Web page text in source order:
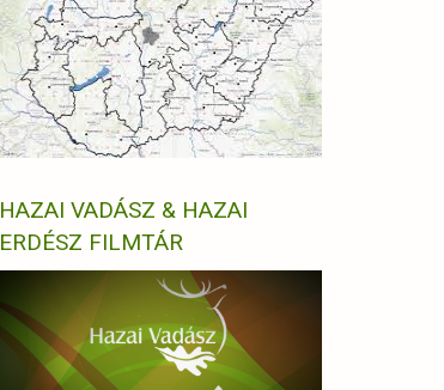
HAZAI VADÁSZ & HAZAI
ERDÉSZ FILMTÁR